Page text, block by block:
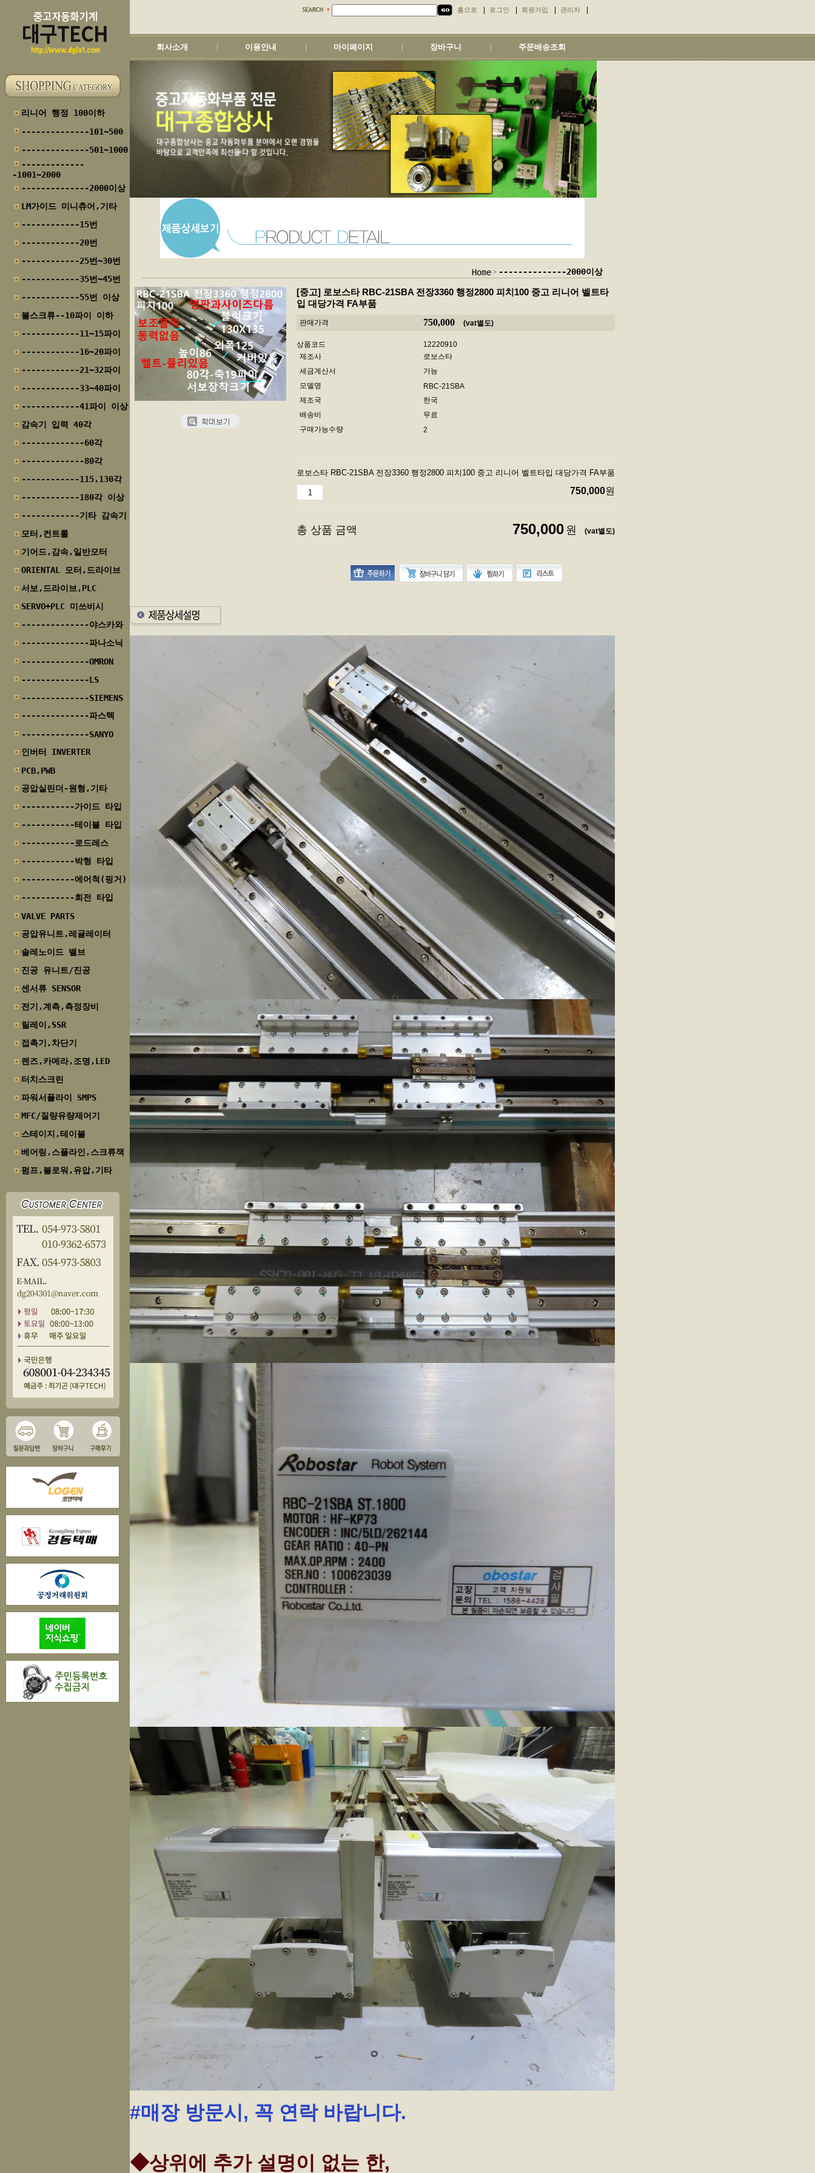
홈으로 로그인 회원가입 관리자
회사소개 이용안내 마이페이지 장바구니 주문배송조회
리니어 행정 100이하
--------------101~500
--------------501~1000
-------------
-1001~2000
--------------2000이상
LM가이드 미니츄어,기타
------------15번
------------20번
------------25번~30번
------------35번~45번
------------55번 이상
볼스크류--10파이 이하
------------11~15파이
------------16~20파이
------------21~32파이
------------33~40파이
------------41파이 이상
감속기 입력 40각
-------------60각
-------------80각
------------115,130각
------------180각 이상
------------기타 감속기
모터,컨트롤
기어드,감속,일반모터
ORIENTAL 모터,드라이브
서보,드라이브,PLC
SERVO+PLC 미쓰비시
--------------야스카와
--------------파나소닉
--------------OMRON
--------------LS
--------------SIEMENS
--------------파스텍
--------------SANYO
인버터 INVERTER
PCB,PWB
공압실린더-원형,기타
-----------가이드 타입
-----------테이블 타입
-----------로드레스
-----------박형 타입
-----------에어척(핑거)
-----------회전 타입
VALVE PARTS
공압유니트,레귤레이터
솔레노이드 밸브
진공 유니트/진공
센서류 SENSOR
전기,계측,측정장비
릴레이,SSR
접촉기,차단기
렌즈,카메라,조명,LED
터치스크린
파워서플라이 SMPS
MFC/질량유량제어기
스테이지,테이블
베어링,스플라인,스크류잭
펌프,블로워,유압,기타
Home > --------------2000이상
[중고] 로보스타 RBC-21SBA 전장3360 행정2800 피치100 중고 리니어 벨트타
입 대당가격 FA부품
판매가격 750,000 (vat별도)
상품코드
12220910
제조사
로보스타
세금계산서
가능
모델명
RBC-21SBA
제조국
한국
배송비
무료
구매가능수량
2
로보스타 RBC-21SBA 전장3360 행정2800 피치100 중고 리니어 벨트타입 대당가격 FA부품
750,000원
총 상품 금액 750,000 원 (vat별도)
#매장 방문시, 꼭 연락 바랍니다.
◆상위에 추가 설명이 없는 한,